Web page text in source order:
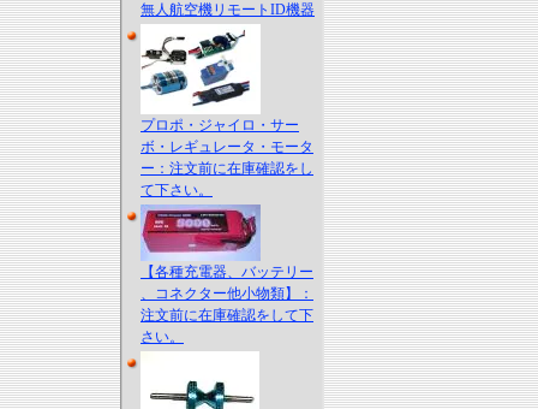
無人航空機リモートID機器
プロポ・ジャイロ・サー
ボ・レギュレータ・モータ
ー：注文前に在庫確認をし
て下さい。
【各種充電器、バッテリー
、コネクター他小物類】：
注文前に在庫確認をして下
さい。